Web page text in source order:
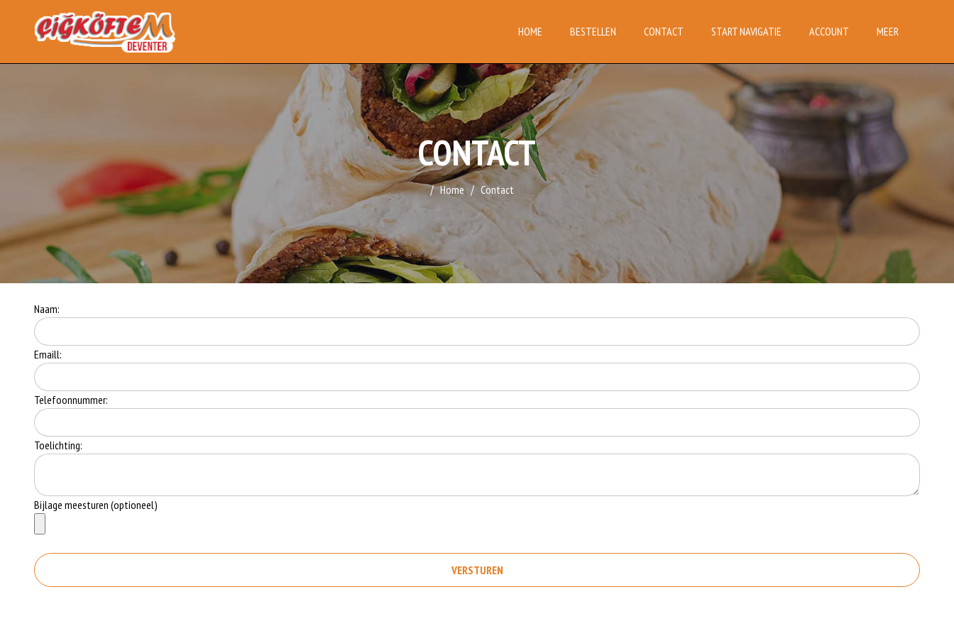
HOME BESTELLEN CONTACT START NAVIGATIE ACCOUNT MEER
CONTACT
Home Contact
Naam:
Emaill:
Telefoonnummer:
Toelichting:
Bijlage meesturen (optioneel)